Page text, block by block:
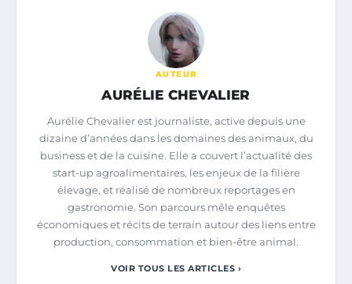
AUTEUR
AURÉLIE CHEVALIER
Aurélie Chevalier est journaliste, active depuis une
dizaine d’années dans les domaines des animaux, du
business et de la cuisine. Elle a couvert l’actualité des
start-up agroalimentaires, les enjeux de la filière
élevage, et réalisé de nombreux reportages en
gastronomie. Son parcours mêle enquêtes
économiques et récits de terrain autour des liens entre
production, consommation et bien-être animal.
VOIR TOUS LES ARTICLES ›